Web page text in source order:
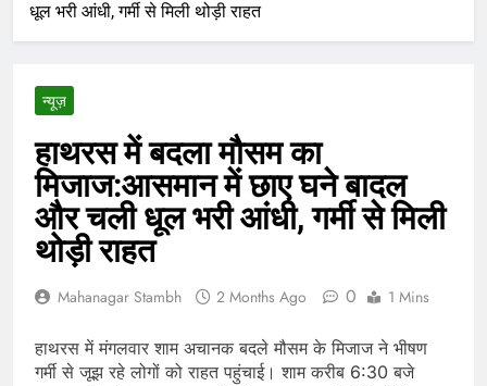
धूल भरी आंधी, गर्मी से मिली थोड़ी राहत
न्यूज़
हाथरस में बदला मौसम का
मिजाज:आसमान में छाए घने बादल
और चली धूल भरी आंधी, गर्मी से मिली
थोड़ी राहत
Mahanagar Stambh 2 Months Ago 0 1 Mins
हाथरस में मंगलवार शाम अचानक बदले मौसम के मिजाज ने भीषण
गर्मी से जूझ रहे लोगों को राहत पहुंचाई। शाम करीब 6:30 बजे